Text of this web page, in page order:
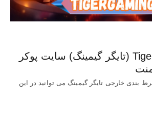
سایت TigerGaming (تایگر گیمینگ) سایت پوکر
بندی خارجی تایگر گیمینگ می توانید در این